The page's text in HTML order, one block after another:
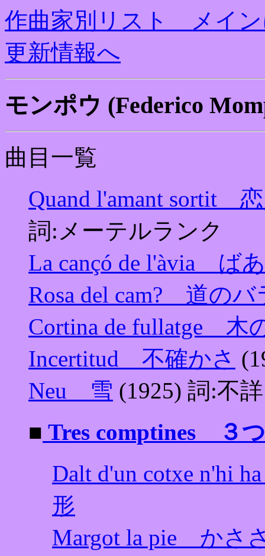
作曲家別リスト メイン
更新情報へ
モンポウ (Federico
曲目一覧
Quand l'amant sortit
詞:メーテルランク
La cançó de l'àvia ば
Rosa del cam? 道のバ
Cortina de fullatge 木
Incertitud 不確かさ
Neu 雪 (1925) 詞:不詳
■ Tres comptines ３
Dalt d'un cotxe n'hi
形
Margot la pie かさ